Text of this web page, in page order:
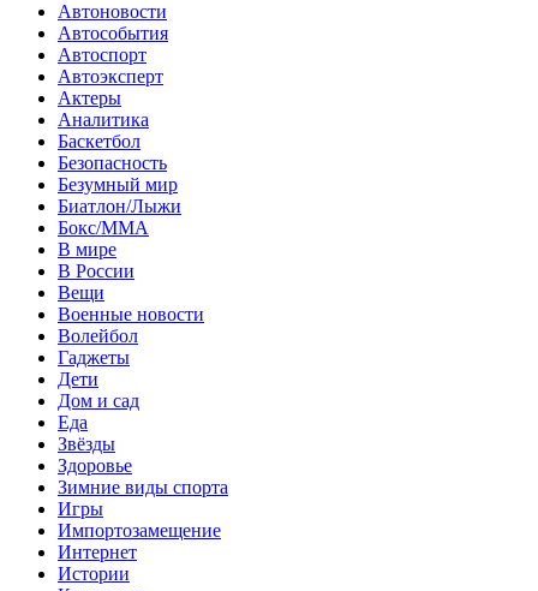
Автоновости
Автособытия
Автоспорт
Автоэксперт
Актеры
Аналитика
Баскетбол
Безопасность
Безумный мир
Биатлон/Лыжи
Бокс/MMA
В мире
В России
Вещи
Военные новости
Волейбол
Гаджеты
Дети
Дом и сад
Еда
Звёзды
Здоровье
Зимние виды спорта
Игры
Импортозамещение
Интернет
Истории